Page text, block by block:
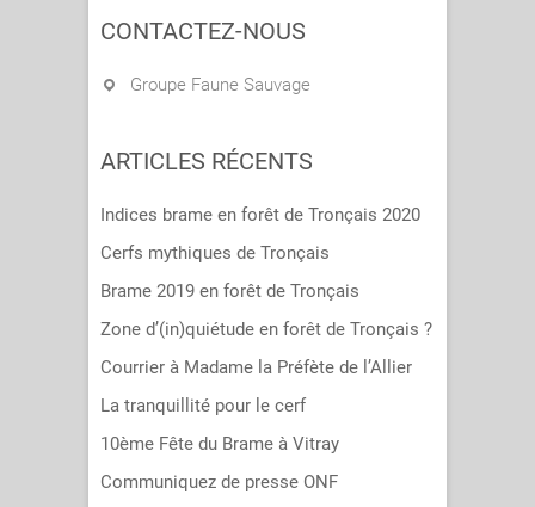
CONTACTEZ-NOUS
Groupe Faune Sauvage
ARTICLES RÉCENTS
Indices brame en forêt de Tronçais 2020
Cerfs mythiques de Tronçais
Brame 2019 en forêt de Tronçais
Zone d’(in)quiétude en forêt de Tronçais ?
Courrier à Madame la Préfète de l’Allier
La tranquillité pour le cerf
10ème Fête du Brame à Vitray
Communiquez de presse ONF